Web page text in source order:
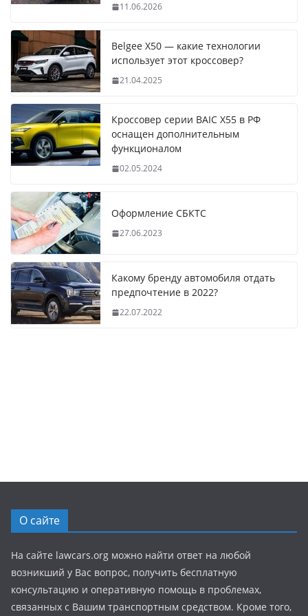
11.06.2026
Belgee X50 — какие технологии
использует этот кроссовер?
21.04.2025
Кроссовер серии BAIC X55 в РФ
оснащен дополнительным
функционалом
02.05.2024
Оформление СБКТС
27.06.2023
Какому бренду автомобиля отдать
предпочтение в 2022?
22.07.2022
О сайте
На сайте lawcars.org можно найти ответ на любой
возникший у Вас вопрос, получить бесплатную
консультацию и оперативную помощь в проблемах,
связанных с Вашим транспортным средством. Кроме того,